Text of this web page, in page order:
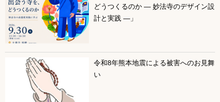
どうつくるのか ― 妙法寺のデザイン設
計と実践 ―」
令和8年熊本地震による被害へのお見舞
い